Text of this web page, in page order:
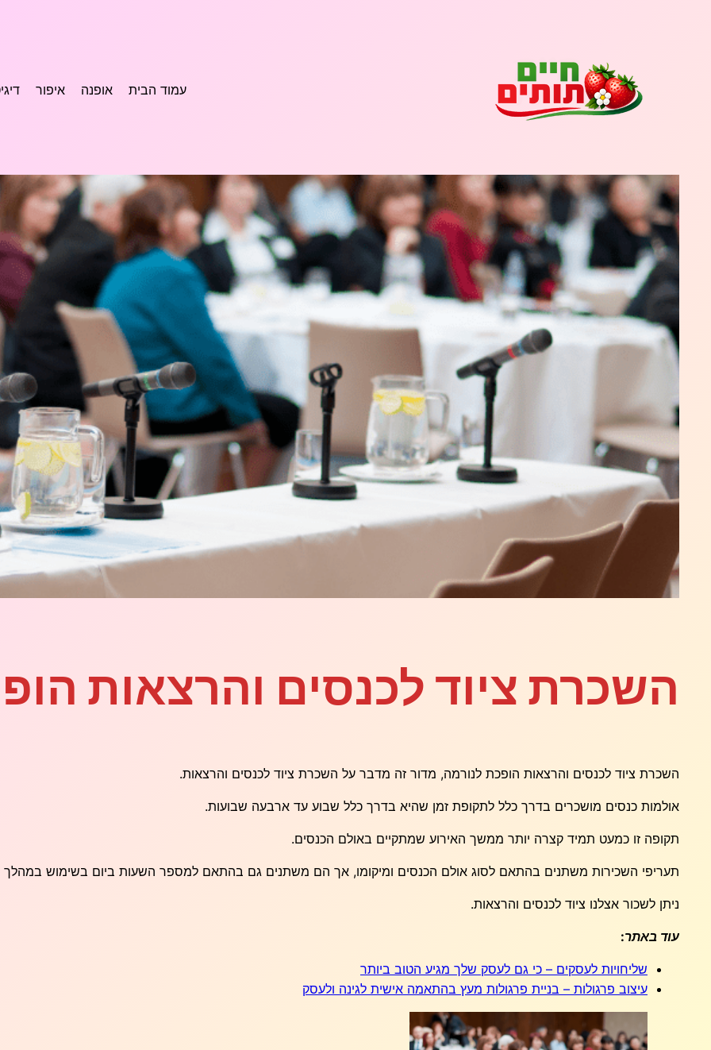
עמוד הבית אופנה איפור
השכרת ציוד לכנסים והרצאות
השכרת ציוד לכנסים והרצאות הופכת לנורמה, מדור זה מדבר על השכרת ציוד לכנסים והרצאות.
אולמות כנסים מושכרים בדרך כלל לתקופת זמן שהיא בדרך כלל שבוע עד ארבעה שבועות.
תקופה זו כמעט תמיד קצרה יותר ממשך האירוע שמתקיים באולם הכנסים.
תעריפי השכירות משתנים בהתאם לסוג אולם הכנסים ומיקומו, אך הם משתנים גם בהתאם למספר השעות ביום בשימוש במהלך
ניתן לשכור אצלנו ציוד לכנסים והרצאות.
עוד באתר:
שליחויות לעסקים – כי גם לעסק שלך מגיע הטוב ביותר
עיצוב פרגולות – בניית פרגולות מעץ בהתאמה אישית לגינה ולעסק